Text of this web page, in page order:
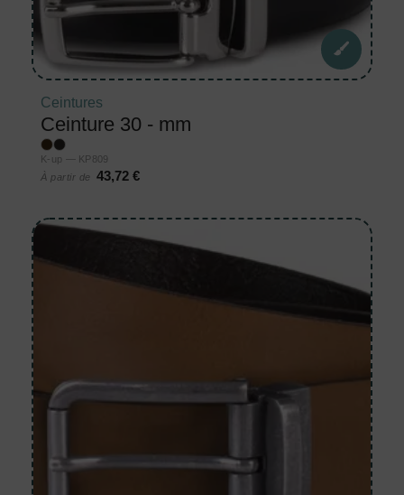
Ceintures
Ceinture 30 - mm
K-up — KP809
À partir de
43,72 €